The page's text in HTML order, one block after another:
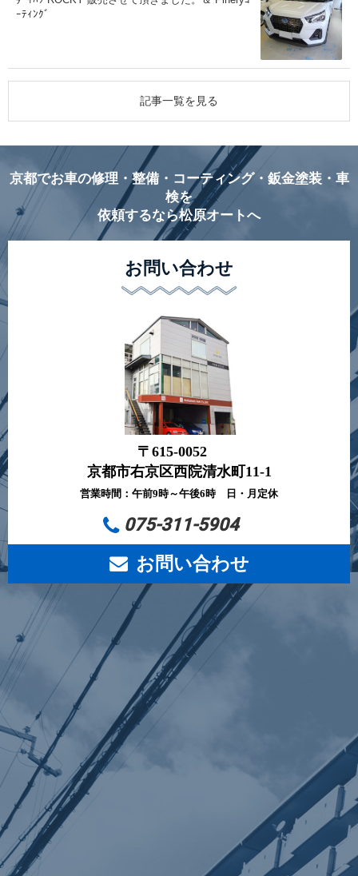
ｰﾃｨﾝｸﾞ
記事一覧を見る
京都でお車の修理・整備・コーティング・鈑金塗装・車
検を
依頼するなら松原オートへ
お問い合わせ
〒615-0052
京都市右京区西院清水町11-1
営業時間：午前9時～午後6時 日・月定休
075-311-5904
お問い合わせ